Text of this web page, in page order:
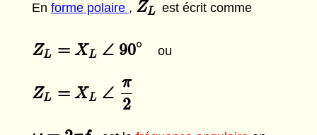
En forme polaire , ZL
ZL est écrit comme
ZL = XL ∠ 90∘
ZL= XL ∠90 ∘ ou
ZL = XL ∠
π
2
ZL= XL ∠π2